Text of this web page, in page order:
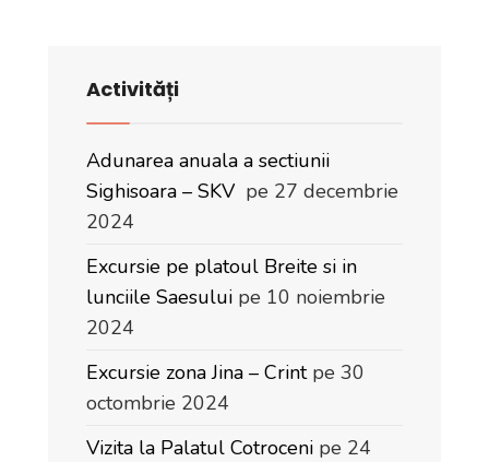
Activități
Adunarea anuala a sectiunii
Sighisoara – SKV pe 27 decembrie
2024
Excursie pe platoul Breite si in
lunciile Saesului pe 10 noiembrie
2024
Excursie zona Jina – Crintpe 30
octombrie 2024
Vizita la Palatul Cotroceni pe 24